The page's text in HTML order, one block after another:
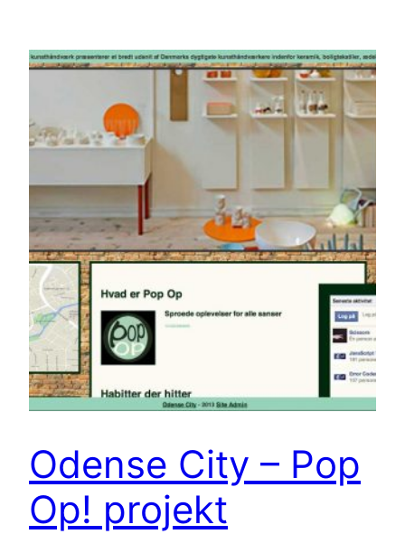
Odense City – Pop
Op! projekt